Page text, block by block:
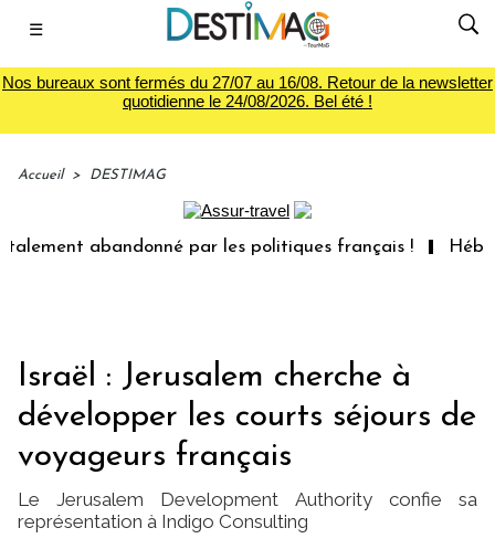
☰
Nos bureaux sont fermés du 27/07 au 16/08. Retour de la newsletter
quotidienne le 24/08/2026. Bel été !
Accueil > DESTIMAG
abandonné par les politiques français !
Israël : Jerusalem cherche à
développer les courts séjours de
voyageurs français
Le Jerusalem Development Authority confie sa
représentation à Indigo Consulting